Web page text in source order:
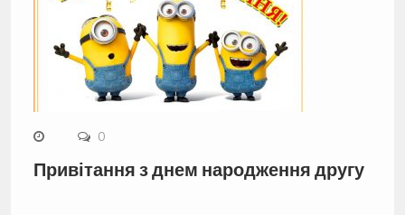
0
Привітання з днем народження другу